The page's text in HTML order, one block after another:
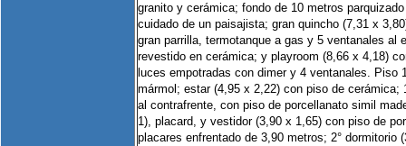
granito y cerámica; fondo de 10 metros
cuidado de un paisajista; gran quincho (7,31 x
gran parrilla, termotanque a gas y 5 ventanales al
revestido en cerámica; y playroom (8,66 x 4,18)
luces empotradas con dimer y 4 ventanales. Piso
mármol; estar (4,95 x 2,22) con piso de cerámica;
al contrafrente, con piso de porcellanato simil
1), placard, y vestidor (3,90 x 1,65) con piso de
placares enfrentado de 3,90 metros; 2° dormitorio